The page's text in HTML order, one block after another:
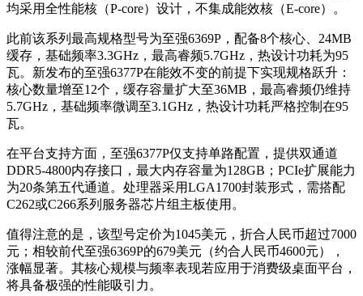
均采用全性能核（P-core）设计，不集成能效核（E-core）。
此前该系列最高规格型号为至强6369P，配备8个核心、24MB
缓存，基础频率3.3GHz，最高睿频5.7GHz，热设计功耗为95
瓦。新发布的至强6377P在能效不变的前提下实现规格跃升：
核心数量增至12个，缓存容量扩大至36MB，最高睿频仍维持
5.7GHz，基础频率微调至3.1GHz，热设计功耗严格控制在95
瓦。
在平台支持方面，至强6377P仅支持单路配置，提供双通道
DDR5-4800内存接口，最大内存容量为128GB；PCIe扩展能力
为20条第五代通道。处理器采用LGA1700封装形式，需搭配
C262或C266系列服务器芯片组主板使用。
值得注意的是，该型号定价为1045美元，折合人民币超过7000
元；相较前代至强6369P的679美元（约合人民币4600元），
涨幅显著。其核心规模与频率表现若应用于消费级桌面平台，
将具备极强的性能吸引力。